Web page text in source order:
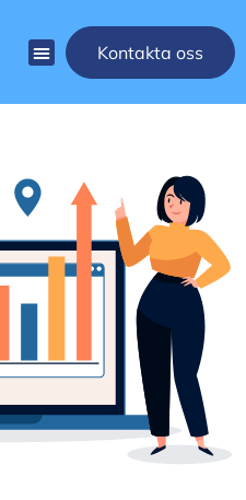
Kontakta oss